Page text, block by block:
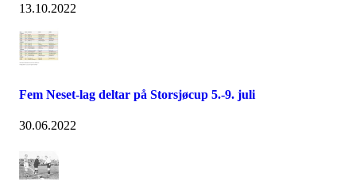
13.10.2022
Fem Neset-lag deltar på Storsjøcup 5.-9. juli
30.06.2022